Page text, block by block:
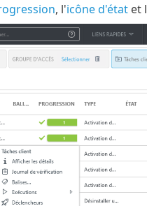
, l'icône d'étatet